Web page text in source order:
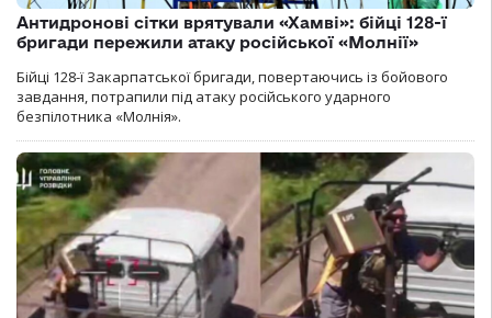
Антидронові сітки врятували «Хамві»: бійці 128-ї
бригади пережили атаку російської «Молнії»
Бійці 128-ї Закарпатської бригади, повертаючись із бойового
завдання, потрапили під атаку російського ударного
безпілотника «Молнія».